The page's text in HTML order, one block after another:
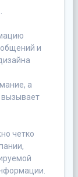
и
а
четко